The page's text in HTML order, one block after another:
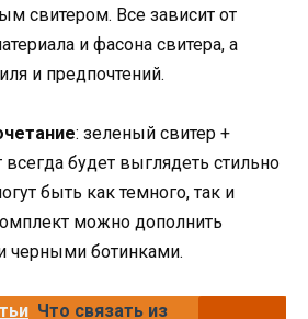
свитером. Все зависит от
и фасона свитера, а
и предпочтений.
: зеленый свитер +
будет выглядеть стильно
быть как темного, так и
можно дополнить
черными ботинками.
Что связать из